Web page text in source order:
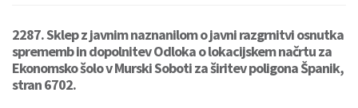
2287. Sklep z javnim naznanilom o javni razgrnitvi osnutka
sprememb in dopolnitev Odloka o lokacijskem načrtu za
Ekonomsko šolo v Murski Soboti za širitev poligona Španik,
stran 6702.